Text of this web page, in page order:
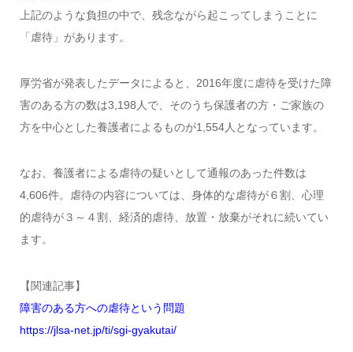
上記のような負担の中で、残念ながら起こってしまうことに
「虐待」があります。
厚労省が発表したデータによると、2016年度に虐待を受けた障
害のある方の数は3,198人で、そのうち保護者の方・ご家族の
方を中心とした養護者によるものが1,554人となっています。
なお、養護者による虐待の疑いとして通報のあった件数は
4,606件。虐待の内容については、身体的な虐待が６割、心理
的虐待が３～４割、経済的虐待、放置・放棄がそれに続いてい
ます。
【関連記事】
障害のある方への虐待という問題
https://jlsa-net.jp/ti/sgi-gyakutai/